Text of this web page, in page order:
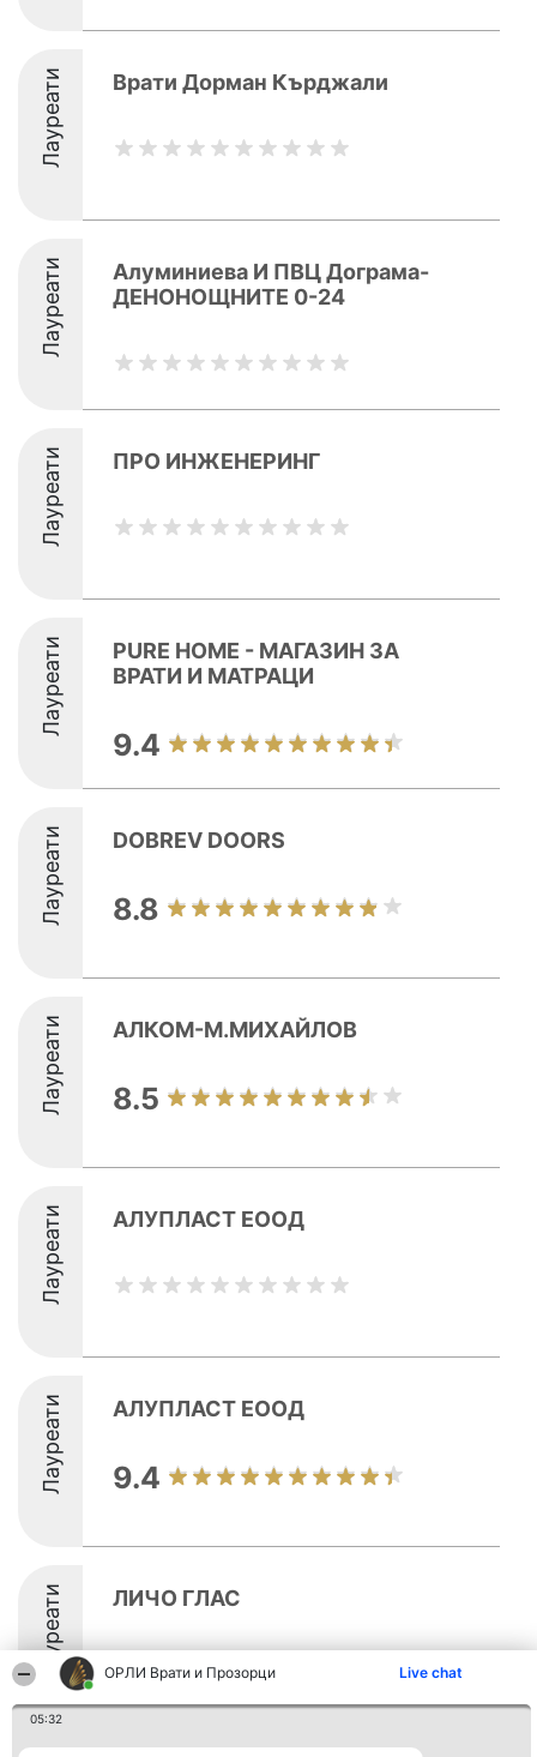
ОРЛИ Врати и Прозорци Live chat
05:32
Лауреати Врати Дорман Кърджали
Лауреати
Алуминиева И ПВЦ Дограма-
ДЕНОНОЩНИТЕ 0-24
Лауреати ПРО ИНЖЕНЕРИНГ
Лауреати
PURE HOME - МАГАЗИН ЗА
ВРАТИ И МАТРАЦИ
9.4
Лауреати DOBREV DOORS
8.8
Лауреати АЛКОМ-М.МИХАЙЛОВ
8.5
Лауреати АЛУПЛАСТ ЕООД
Лауреати АЛУПЛАСТ ЕООД
9.4
Лауреати ЛИЧО ГЛАС